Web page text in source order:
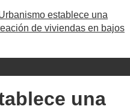
establece una
de viviendas en bajos
una